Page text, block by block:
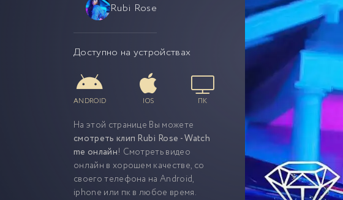
Rubi Rose
Доступно на устройствах
ANDROID IOS ПК
На этой странице Вы можете
смотреть клип Rubi Rose - Watch
me онлайн! Смотреть видео
онлайн в хорошем качестве, со
своего телефона на Android,
iphone или пк в любое время.